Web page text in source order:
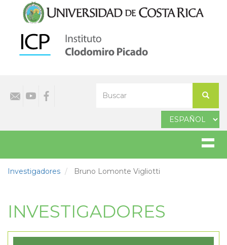
contenido
principal
Buscar
your
Investigadores Bruno Lomonte Vigliotti
INVESTIGADORES